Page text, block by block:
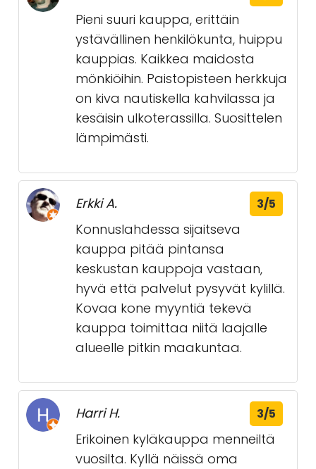
Pieni suuri kauppa, erittäin
ystävällinen henkilökunta, huippu
kauppias. Kaikkea maidosta
mönkiöihin. Paistopisteen herkkuja
on kiva nautiskella kahvilassa ja
kesäisin ulkoterassilla. Suosittelen
lämpimästi.
Erkki A. 3/5
Konnuslahdessa sijaitseva
kauppa pitää pintansa
keskustan kauppoja vastaan,
hyvä että palvelut pysyvät kylillä.
Kovaa kone myyntiä tekevä
kauppa toimittaa niitä laajalle
alueelle pitkin maakuntaa.
Harri H. 3/5
Erikoinen kyläkauppa menneiltä
vuosilta. Kyllä näissä oma